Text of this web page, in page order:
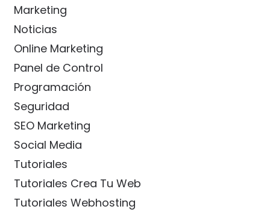
Marketing
Noticias
Online Marketing
Panel de Control
Programación
Seguridad
SEO Marketing
Social Media
Tutoriales
Tutoriales Crea Tu Web
Tutoriales Webhosting